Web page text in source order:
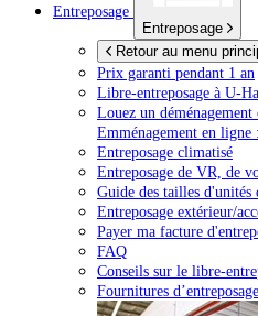
Entreposage
Entreposage
Retour au menu
Prix garanti pendant 1 an
Libre-entreposage à U-
Louez un
Emménagement en ligne
Entreposage climatisé
Entreposage de VR, de
Guide des tailles d'unités
Entreposage extérieur/
Payer ma facture
FAQ
Conseils sur le libre-
Fournitures d’entreposage